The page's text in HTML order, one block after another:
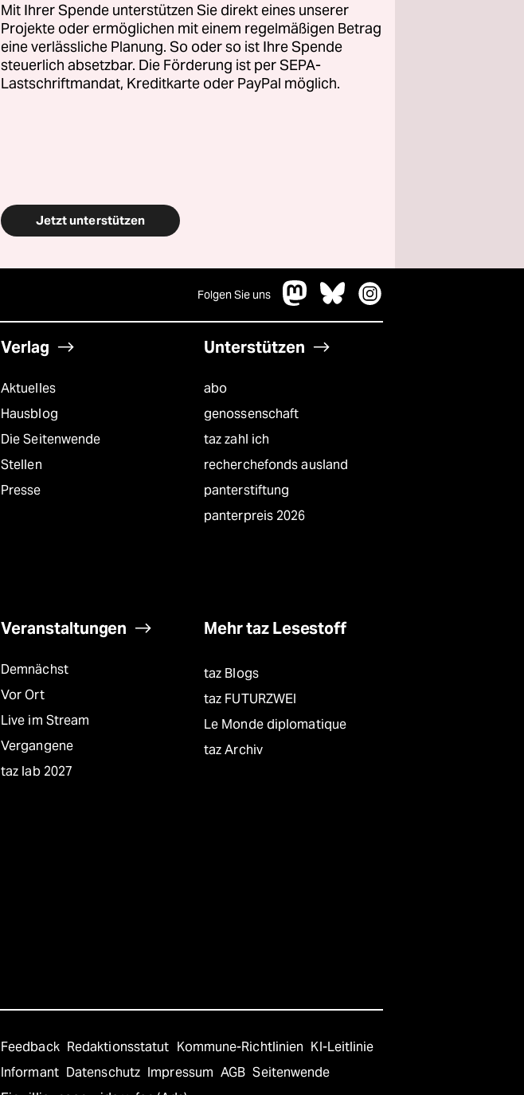
Mit Ihrer Spende unterstützen Sie direkt eines unserer
Projekte oder ermöglichen mit einem regelmäßigen Betrag
eine verlässliche Planung. So oder so ist Ihre Spende
steuerlich absetzbar. Die Förderung ist per SEPA-
Lastschriftmandat, Kreditkarte oder PayPal möglich.
Jetzt unterstützen
Folgen Sie uns
Verlag
Aktuelles
Hausblog
Die Seitenwende
Stellen
Presse
Unterstützen
abo
genossenschaft
taz zahl ich
recherchefonds ausland
panterstiftung
panterpreis 2026
Veranstaltungen
Demnächst
Vor Ort
Live im Stream
Vergangene
taz lab 2027
Mehr taz Lesestoff
taz Blogs
taz FUTURZWEI
Le Monde diplomatique
taz Archiv
Feedback Redaktionsstatut Kommune-Richtlinien KI-Leitlinie
Informant Datenschutz Impressum AGB Seitenwende